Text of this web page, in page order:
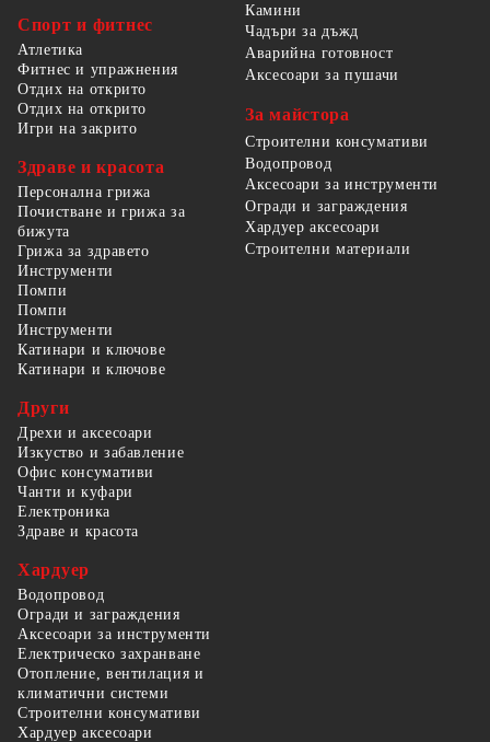
Спорт и фитнес
Атлетика
Фитнес и упражнения
Отдих на открито
Отдих на открито
Игри на закрито
Здраве и красота
Персонална грижа
Почистване и грижа за
бижута
Грижа за здравето
Камини
Чадъри за дъжд
Аварийна готовност
Аксесоари за пушачи
За майстора
Строителни консумативи
Водопровод
Аксесоари за инструменти
Огради и заграждения
Хардуер аксесоари
Строителни материали
Инструменти
Помпи
Помпи
Инструменти
Катинари и ключове
Катинари и ключове
Други
Дрехи и аксесоари
Изкуство и забавление
Офис консумативи
Чанти и куфари
Електроника
Здраве и красота
Хардуер
Водопровод
Огради и заграждения
Аксесоари за инструменти
Електрическо захранване
Отопление, вентилация и
климатични системи
Строителни консумативи
Хардуер аксесоари